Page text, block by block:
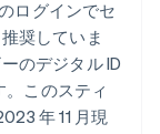
ログインでセ
奨していま
のデジタル ID
。このスティ
年 11 月現